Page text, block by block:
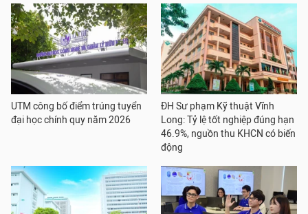
UTM công bố điểm trúng tuyển
đại học chính quy năm 2026
ĐH Sư phạm Kỹ thuật Vĩnh
Long: Tỷ lệ tốt nghiệp đúng hạn
46.9%, nguồn thu KHCN có biến
động